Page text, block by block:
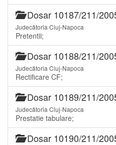
Dosar 10187/211/
Judecătoria Cluj-Napoca
Pretentii;
Dosar 10188/211/
Judecătoria Cluj-Napoca
Rectificare CF;
Dosar 10189/211/
Judecătoria Cluj-Napoca
Prestatie tabulare;
Dosar 10190/211/